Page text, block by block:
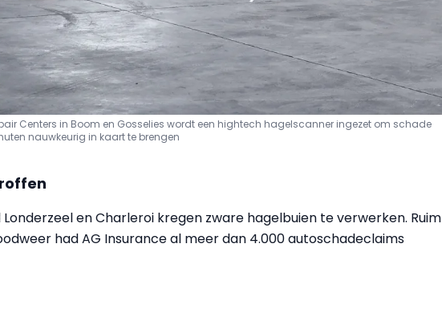
Centers in Boom en Gosselies wordt een hightech hagelscanner ingezet om schade
nauwkeurig in kaart te brengen
en Charleroi kregen zware hagelbuien te verwerken. Ruim
had AG Insurance al meer dan 4.000 autoschadeclaims